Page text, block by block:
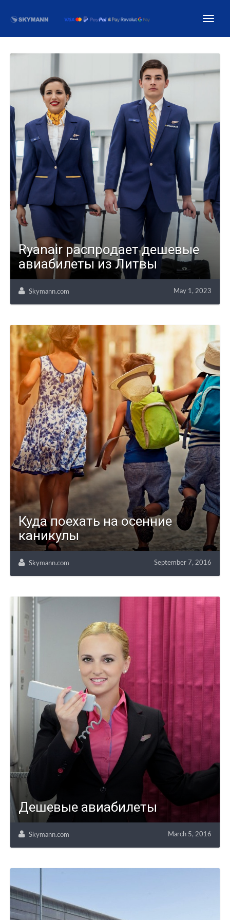
Ryanair распродает дешевые
авиабилеты из Литвы
Skymann.com May 1, 2023
Куда поехать на осенние
каникулы
Skymann.com September 7, 2016
Дешевые авиабилеты
Skymann.com March 5, 2016